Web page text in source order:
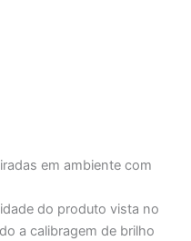
em ambiente com
do produto vista no
a calibragem de brilho